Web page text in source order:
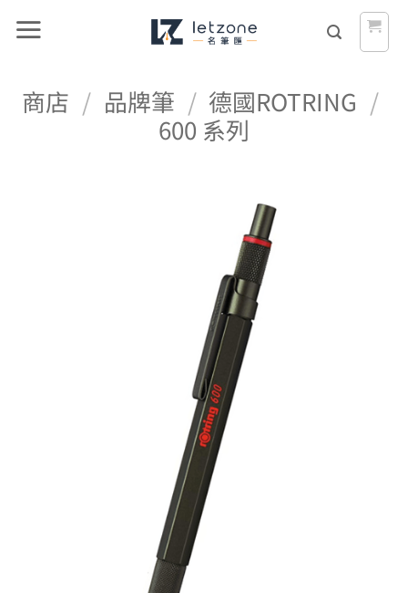
商店 / 品牌筆 / 德國ROTRING /
600 系列